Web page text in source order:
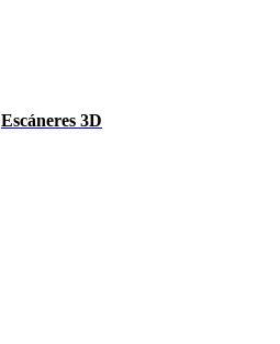
Escáneres 3D